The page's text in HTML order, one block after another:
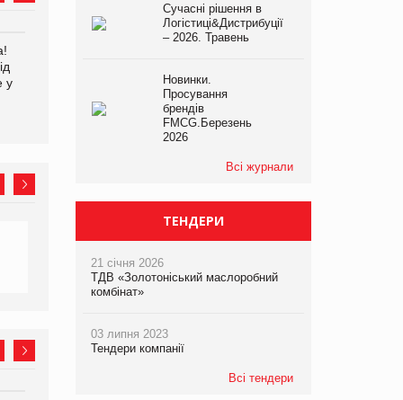
у
асортимент, якого покупці
не очікують побачити на
платформі
Сучасні рішення в
Логістиці&Дистрибуції
– 2026. Травень
Новинки.
Просування
брендів
FMCG.Березень
2026
Всі журнали
ТЕНДЕРИ
21 січня 2026
ТДВ «Золотоніський маслоробний
комбінат»
03 липня 2023
Тендери компанії
Всі тендери